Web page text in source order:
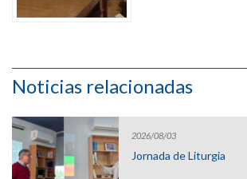
Noticias relacionadas
2026/08/03
Jornada de Liturgia